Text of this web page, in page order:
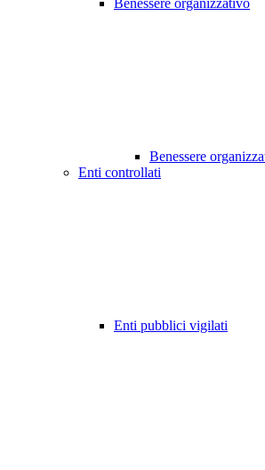
Benessere organizzativo
Benessere
Enti controllati
Enti pubblici vigilati